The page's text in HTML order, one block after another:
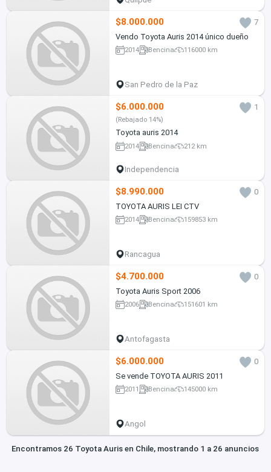
$8.000.000
7
Vendo Toyota Auris 2014 único dueño
2014 Bencina 116000 km
San Pedro de la Paz
$6.000.000 1
(Rebajado 14%)
Toyota auris 2014
2014 Bencina 212 km
Independencia
$8.990.000
0
TOYOTA AURIS LEI CTV
2014 Bencina 159853 km
Rancagua
$4.700.000
0
Toyota Auris Sport 2006
2006 Bencina 151601 km
Antofagasta
$6.000.000
0
Se vende TOYOTA AURIS 2011
2011 Bencina 145000 km
Angol
Encontramos 26 Toyota Auris en Chile, mostrando 1 a 26 anuncios